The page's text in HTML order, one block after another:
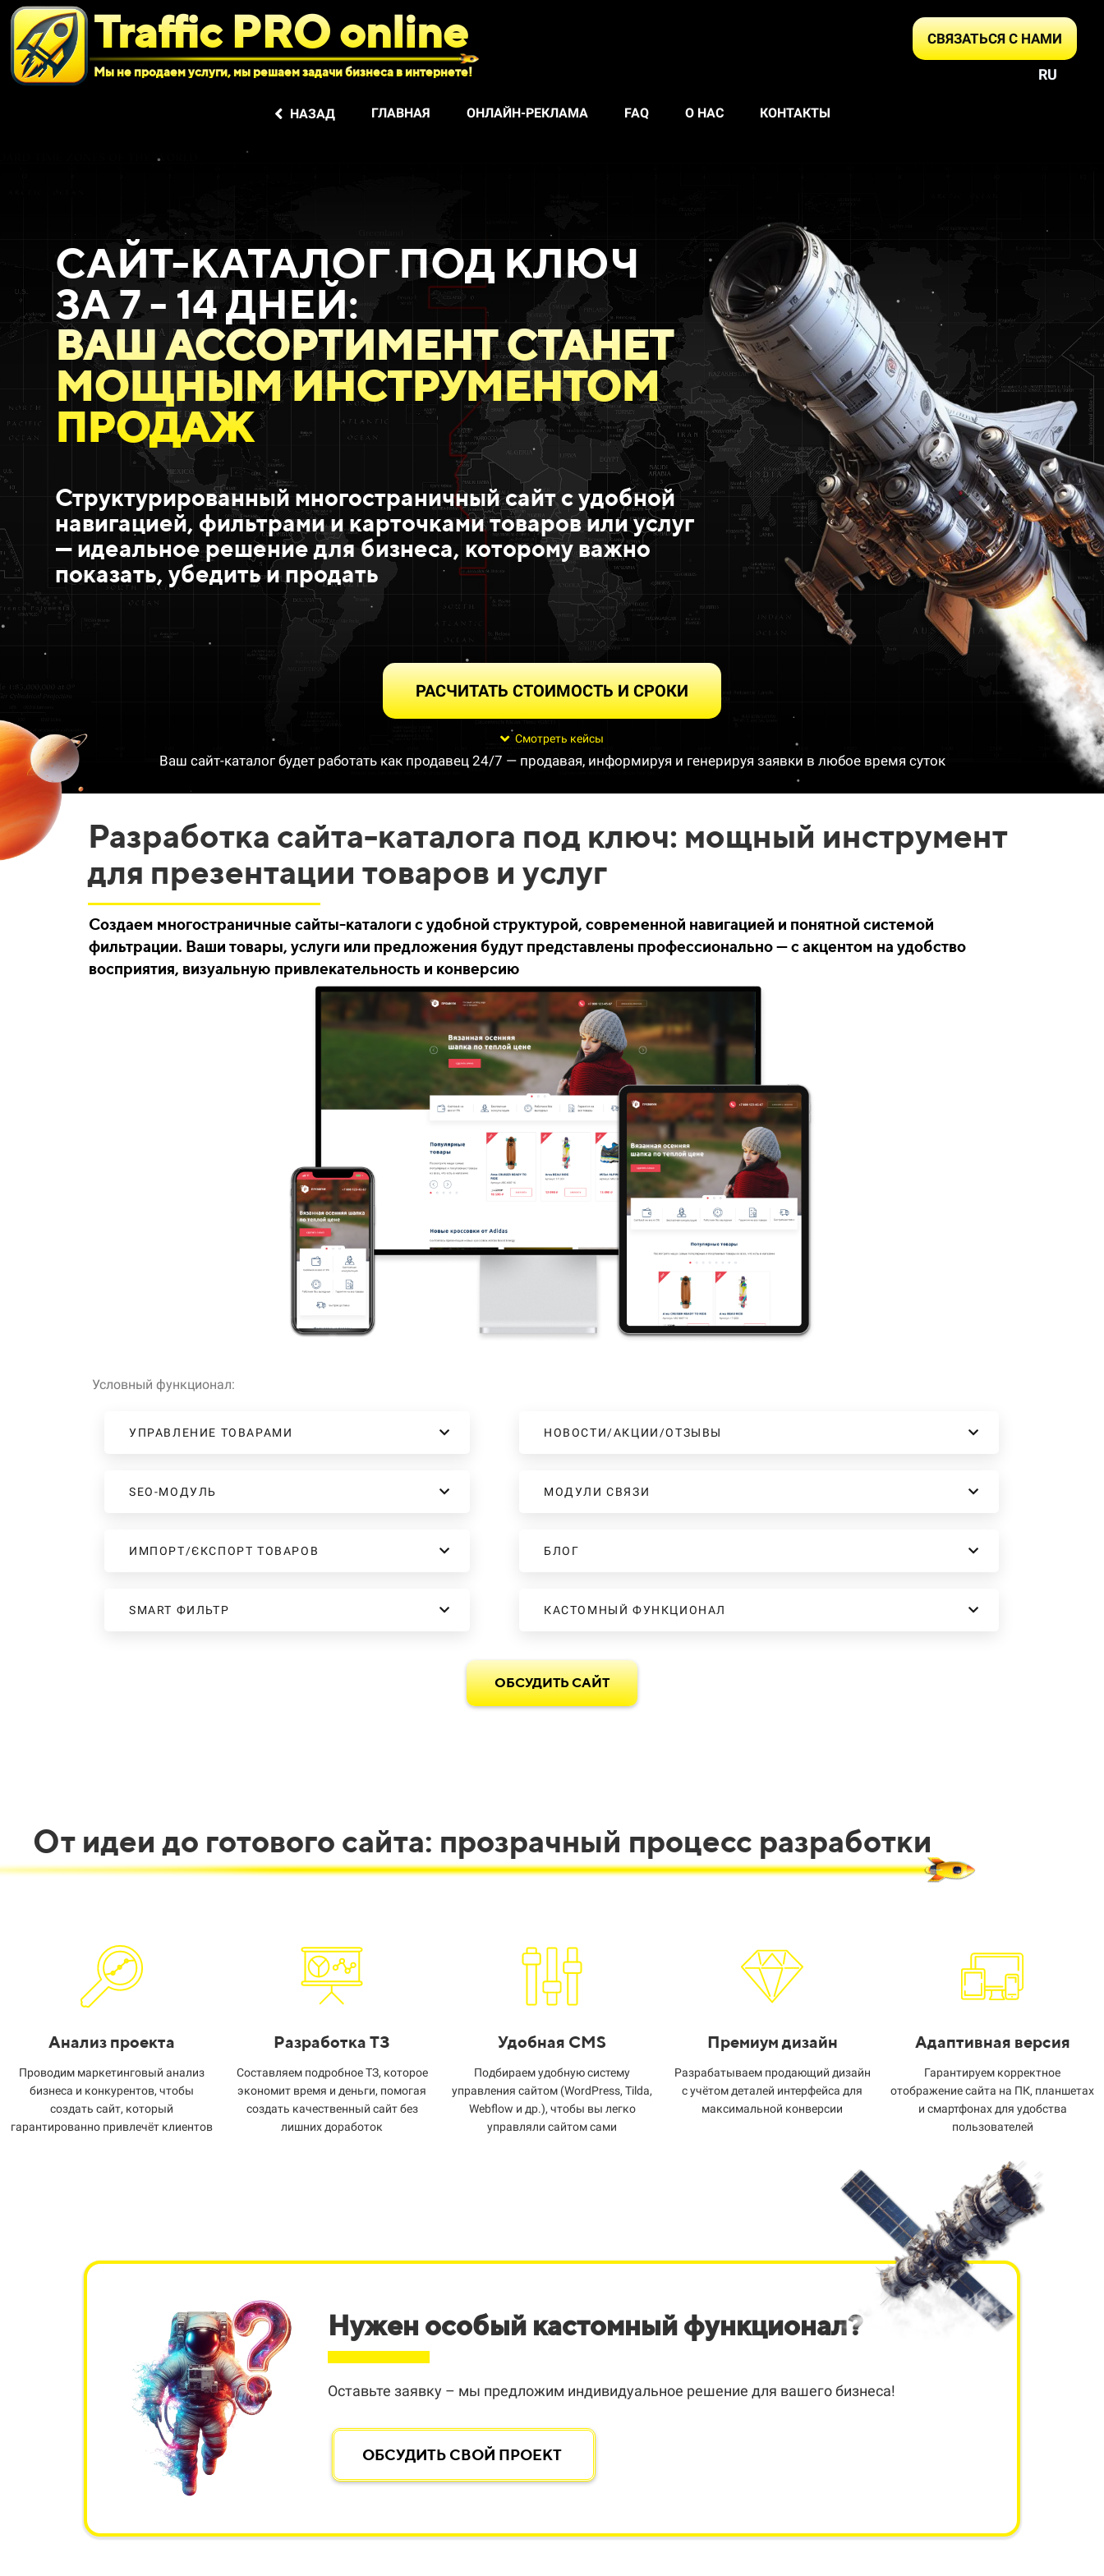
Traffic PRO online
Мы не продаем услуги, мы решаем задачи бизнеса в интернете!
СВЯЗАТЬСЯ С НАМИ
RU
НАЗАД ГЛАВНАЯ ОНЛАЙН-РЕКЛАМА FAQ О НАС КОНТАКТЫ
САЙТ-КАТАЛОГ ПОД КЛЮЧ
ЗА 7 - 14 ДНЕЙ:
ВАШ АССОРТИМЕНТ СТАНЕТ
МОЩНЫМ ИНСТРУМЕНТОМ
ПРОДАЖ
Структурированный многостраничный сайт с удобной
навигацией, фильтрами и карточками товаров или услуг
— идеальное решение для бизнеса, которому важно
показать, убедить и продать
РАСЧИТАТЬ СТОИМОСТЬ И СРОКИ
Смотреть кейсы
Ваш сайт-каталог будет работать как продавец 24/7 — продавая, информируя и генерируя заявки в любое время суток
Разработка сайта-каталога под ключ: мощный инструмент
для презентации товаров и услуг
Создаем многостраничные сайты-каталоги с удобной структурой, современной навигацией и понятной системой
фильтрации. Ваши товары, услуги или предложения будут представлены профессионально — с акцентом на удобство
восприятия, визуальную привлекательность и конверсию
Условный функционал:
УПРАВЛЕНИЕ ТОВАРАМИ
SEO-МОДУЛЬ
ИМПОРТ/ЄКСПОРТ ТОВАРОВ
SMART ФИЛЬТР
НОВОСТИ/АКЦИИ/ОТЗЫВЫ
МОДУЛИ СВЯЗИ
БЛОГ
КАСТОМНЫЙ ФУНКЦИОНАЛ
ОБСУДИТЬ САЙТ
От идеи до готового сайта: прозрачный процесс разработки
Анализ проекта
Проводим маркетинговый анализ
бизнеса и конкурентов, чтобы
создать сайт, который
гарантированно привлечёт клиентов
Разработка ТЗ
Составляем подробное ТЗ, которое
экономит время и деньги, помогая
создать качественный сайт без
лишних доработок
Удобная CMS
Подбираем удобную систему
управления сайтом (WordPress, Tilda,
Webflow и др.), чтобы вы легко
управляли сайтом сами
Премиум дизайн
Разрабатываем продающий дизайн
с учётом деталей интерфейса для
максимальной конверсии
Адаптивная версия
Гарантируем корректное
отображение сайта на ПК, планшетах
и смартфонах для удобства
пользователей
Нужен особый кастомный функционал?
Оставьте заявку – мы предложим индивидуальное решение для вашего бизнеса!
ОБСУДИТЬ СВОЙ ПРОЕКТ